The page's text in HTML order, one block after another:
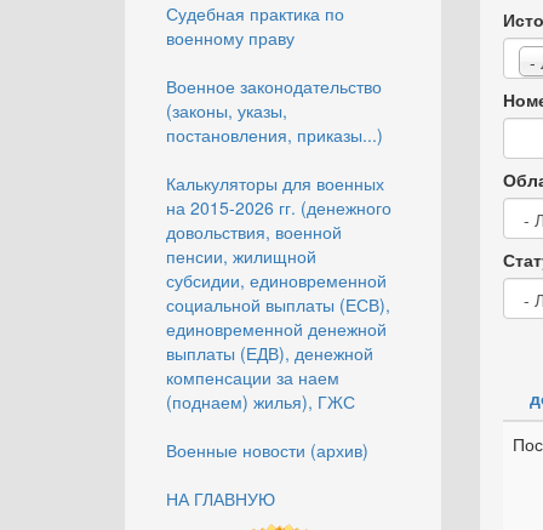
Судебная практика по
военному праву
Военное законодательство
(законы, указы,
постановления, приказы...)
Калькуляторы для военных
на 2015-2026 гг. (денежного
довольствия, военной
пенсии, жилищной
субсидии, единовременной
социальной выплаты (ЕСВ),
единовременной денежной
выплаты (ЕДВ), денежной
компенсации за наем
(поднаем) жилья), ГЖС
Военные новости (архив)
НА ГЛАВНУЮ
-